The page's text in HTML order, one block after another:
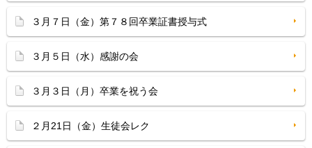
３月７日（金）第７８回卒業証書授与式
３月５日（水）感謝の会
３月３日（月）卒業を祝う会
２月21日（金）生徒会レク